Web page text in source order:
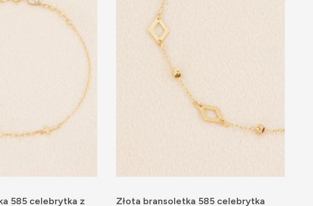
585 celebrytka z
Złota bransoletka 585 celebrytka